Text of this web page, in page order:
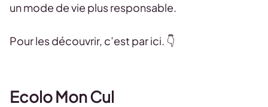
un mode de vie plus responsable.
Pour les découvrir, c’est par ici. 👇
Ecolo Mon Cul